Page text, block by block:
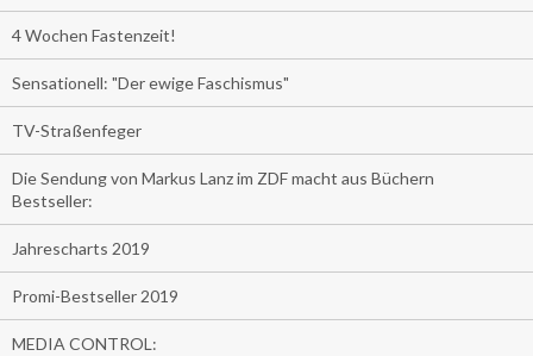
4 Wochen Fastenzeit!
Sensationell: "Der ewige Faschismus"
TV-Straßenfeger
Die Sendung von Markus Lanz im ZDF macht aus Büchern
Bestseller:
Jahrescharts 2019
Promi-Bestseller 2019
MEDIA CONTROL: